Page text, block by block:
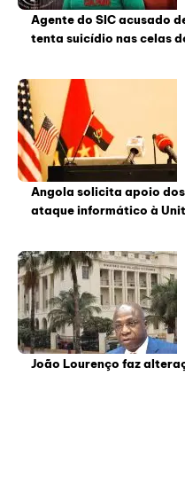
Agente do SIC acusado
tenta suicídio nas celas
Angola solicita apoio
ataque informático à
João Lourenço faz